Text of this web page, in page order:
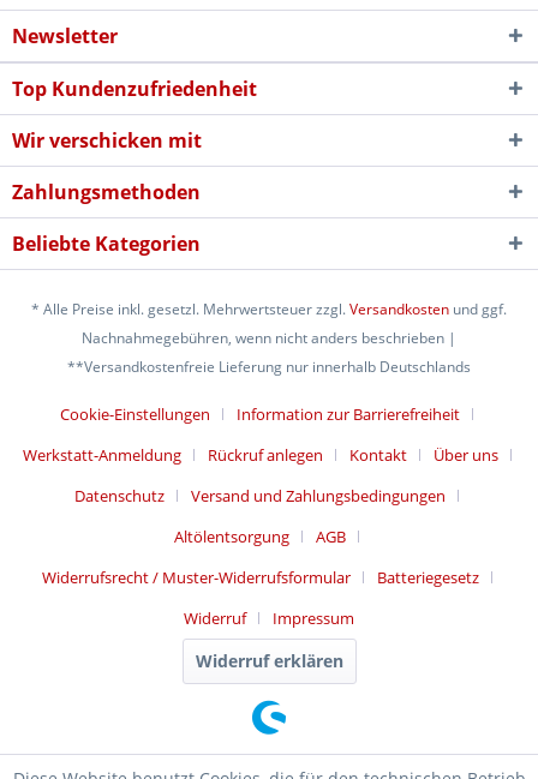
Newsletter
Top Kundenzufriedenheit
Wir verschicken mit
Zahlungsmethoden
Beliebte Kategorien
* Alle Preise inkl. gesetzl. Mehrwertsteuer zzgl.Versandkosten und ggf.
Nachnahmegebühren, wenn nicht anders beschrieben |
**Versandkostenfreie Lieferung nur innerhalb Deutschlands
Cookie-Einstellungen
Information zur Barrierefreiheit
Werkstatt-Anmeldung
Rückruf anlegen Kontakt
Über uns
Datenschutz
Versand und Zahlungsbedingungen
Altölentsorgung
AGB
Widerrufsrecht / Muster-Widerrufsformular
Batteriegesetz
Widerruf
Impressum
Widerruf erklären